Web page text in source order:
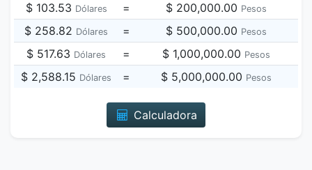
$ 103.53 Dólares = $ 200,000.00 Pesos
$ 258.82 Dólares = $ 500,000.00 Pesos
$ 517.63 Dólares = $ 1,000,000.00 Pesos
$ 2,588.15 Dólares = $ 5,000,000.00 Pesos
Calculadora